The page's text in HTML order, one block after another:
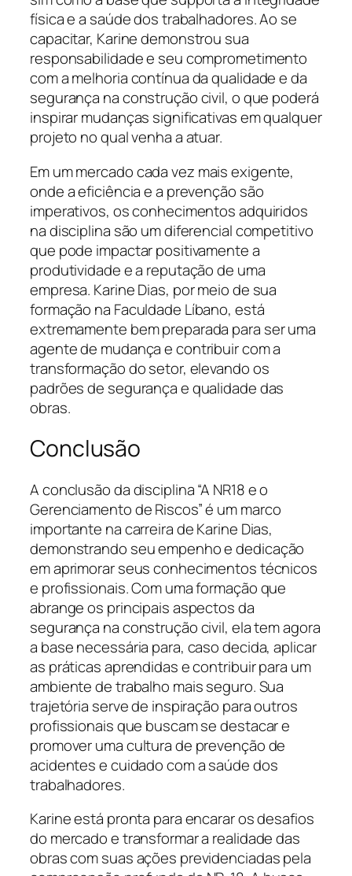
física e a saúde dos trabalhadores. Ao se
capacitar, Karine demonstrou sua
responsabilidade e seu comprometimento
com a melhoria contínua da qualidade e da
segurança na construção civil, o que poderá
inspirar mudanças significativas em qualquer
projeto no qual venha a atuar.
Em um mercado cada vez mais exigente,
onde a eficiência e a prevenção são
imperativos, os conhecimentos adquiridos
na disciplina são um diferencial competitivo
que pode impactar positivamente a
produtividade e a reputação de uma
empresa. Karine Dias, por meio de sua
formação na Faculdade Líbano, está
extremamente bem preparada para ser uma
agente de mudança e contribuir com a
transformação do setor, elevando os
padrões de segurança e qualidade das
obras.
Conclusão
A conclusão da disciplina “A NR18 e o
Gerenciamento de Riscos” é um marco
importante na carreira de Karine Dias,
demonstrando seu empenho e dedicação
em aprimorar seus conhecimentos técnicos
e profissionais. Com uma formação que
abrange os principais aspectos da
segurança na construção civil, ela tem agora
a base necessária para, caso decida, aplicar
as práticas aprendidas e contribuir para um
ambiente de trabalho mais seguro. Sua
trajetória serve de inspiração para outros
profissionais que buscam se destacar e
promover uma cultura de prevenção de
acidentes e cuidado com a saúde dos
trabalhadores.
Karine está pronta para encarar os desafios
do mercado e transformar a realidade das
obras com suas ações previdenciadas pela